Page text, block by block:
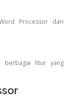
Processor dari
berbagai fitur yang